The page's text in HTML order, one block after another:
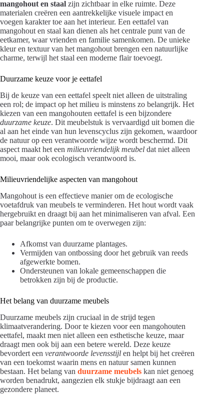
mangohout en staal zijn zichtbaar in elke ruimte. Deze
materialen creëren een aantrekkelijke visuele impact en
voegen karakter toe aan het interieur. Een eettafel van
mangohout en staal kan dienen als het centrale punt van de
eetkamer, waar vrienden en familie samenkomen. De unieke
kleur en textuur van het mangohout brengen een natuurlijke
charme, terwijl het staal een moderne flair toevoegt.
Duurzame keuze voor je eettafel
Bij de keuze van een eettafel speelt niet alleen de uitstraling
een rol; de impact op het milieu is minstens zo belangrijk. Het
kiezen van een mangohouten eettafel is een bijzondere
duurzame keuze. Dit meubelstuk is vervaardigd uit bomen die
al aan het einde van hun levenscyclus zijn gekomen, waardoor
de natuur op een verantwoorde wijze wordt beschermd. Dit
aspect maakt het een milieuvriendelijk meubel dat niet alleen
mooi, maar ook ecologisch verantwoord is.
Milieuvriendelijke aspecten van mangohout
Mangohout is een effectieve manier om de ecologische
voetafdruk van meubels te verminderen. Het hout wordt vaak
hergebruikt en draagt bij aan het minimaliseren van afval. Een
paar belangrijke punten om te overwegen zijn:
Afkomst van duurzame plantages.
Vermijden van ontbossing door het gebruik van reeds
afgewerkte bomen.
Ondersteunen van lokale gemeenschappen die
betrokken zijn bij de productie.
Het belang van duurzame meubels
Duurzame meubels zijn cruciaal in de strijd tegen
klimaatverandering. Door te kiezen voor een mangohouten
eettafel, maakt men niet alleen een esthetische keuze, maar
draagt men ook bij aan een betere wereld. Deze keuze
bevordert een verantwoorde levensstijl en helpt bij het creëren
van een toekomst waarin mens en natuur samen kunnen
bestaan. Het belang van duurzame meubels kan niet genoeg
worden benadrukt, aangezien elk stukje bijdraagt aan een
gezondere planeet.